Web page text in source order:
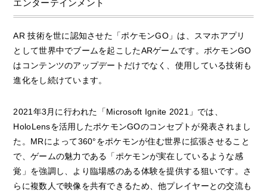
エンターテインメント
AR 技術を世に認知させた「ポケモンGO」は、スマホアプリ
として世界中でブームを起こしたARゲームです。ポケモンGO
はコンテンツのアップデートだけでなく、使用している技術も
進化をし続けています。
2021年3月に行われた「Microsoft Ignite 2021」では、
HoloLensを活用したポケモンGOのコンセプトが発表されまし
た。MRによって360°をポケモンが住む世界に拡張させること
で、ゲームの魅力である「ポケモンが実在しているような感
覚」を強調し、より臨場感のある体験を提供する狙いです。さ
らに複数人で映像を共有できるため、他プレイヤーとの交流も